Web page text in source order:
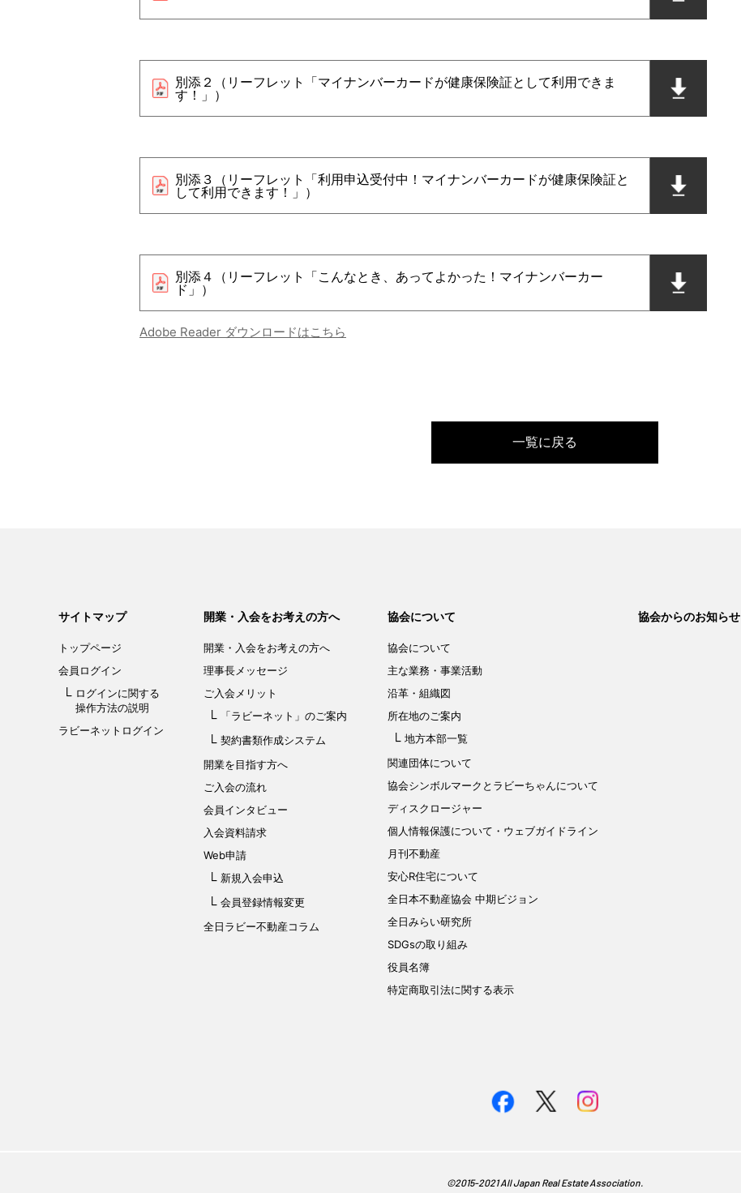
別添２（リーフレット「マイナンバーカードが健康保険証として利用できま
す！」）
別添３（リーフレット「利用申込受付中！マイナンバーカードが健康保険証と
して利用できます！」）
別添４（リーフレット「こんなとき、あってよかった！マイナンバーカー
ド」）
Adobe Reader ダウンロードはこちら
一覧に戻る
サイトマップ
トップページ
会員ログイン
ログインに関する
操作方法の説明
ラビーネットログイン
開業・入会をお考えの方へ
開業・入会をお考えの方へ
理事長メッセージ
ご入会メリット
「ラビーネット」のご案内
契約書類作成システム
開業を目指す方へ
ご入会の流れ
会員インタビュー
入会資料請求
Web申請
新規入会申込
会員登録情報変更
全日ラビー不動産コラム
協会について
協会について
主な業務・事業活動
沿革・組織図
所在地のご案内
地方本部一覧
関連団体について
協会シンボルマークと ラビーちゃんについて
ディスクロージャー
個人情報保護について ・ウェブガイドライン
月刊不動産
安心R住宅について
全日本不動産協会 中期ビジョン
全日みらい研究所
SDGsの取り組み
役員名簿
特定商取引法に関する表示
協会からのお知らせ
©︎2015-2021 All Japan Real Estate Association.